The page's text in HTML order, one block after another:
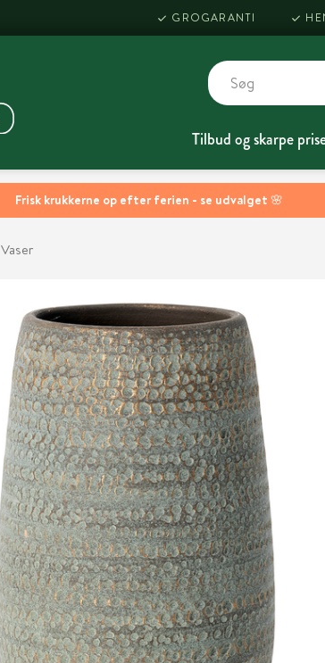
Frisk krukkerne op efter ferien - se udvalget 🌸
GROGARANTI
Tilbud og skarpe
Vaser